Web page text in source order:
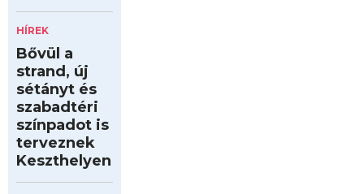
HÍREK
Bővül a
strand, új
sétányt és
szabadtéri
színpadot is
terveznek
Keszthelyen